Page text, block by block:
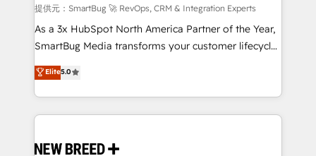
HubSpot導入・活用支援 顧客データの一元化から、
GTMの見える化・自動化まで。全Hub統合運用、デー
タ品質設計、グループ横断のCRM統合に対応します。
の一部をAIが自律実行する組織への移行を設計・実装。
Breeze・Claude等をHubSpotと連携させ、役割定義・
革を、構想から実装・定着までPMOとして主導。「設
提供元：SmartBug 🚀 RevOps, CRM & Integration Experts
As a 3x HubSpot North America Partner of the Year,
SmartBug Media transforms your customer lifecycle
into a revenue engine. Our unified ecosystem
includes specialized divisions Globalia (AI &
Software) and Point Success Media (Paid Media),
making this the official home for all three brands. 🔄
and system integrations powered by Globalia’s
Elite5.0